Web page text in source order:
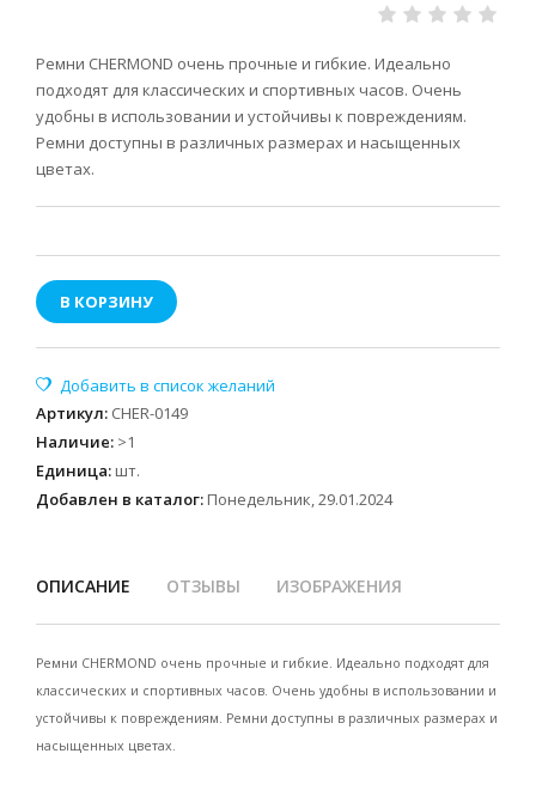
Ремни CHERMOND очень прочные и гибкие. Идеально
подходят для классических и спортивных часов. Очень
удобны в использовании и устойчивы к повреждениям.
Ремни доступны в различных размерах и насыщенных
цветах.
В КОРЗИНУ
Артикул: CHER-0149
Наличие: >1
Единица: шт.
Добавлен в каталог: Понедельник, 29.01.2024
ОПИСАНИЕ ОТЗЫВЫ ИЗОБРАЖЕНИЯ
Ремни CHERMOND очень прочные и гибкие. Идеально подходят для
классических и спортивных часов. Очень удобны в использовании и
устойчивы к повреждениям. Ремни доступны в различных размерах и
насыщенных цветах.